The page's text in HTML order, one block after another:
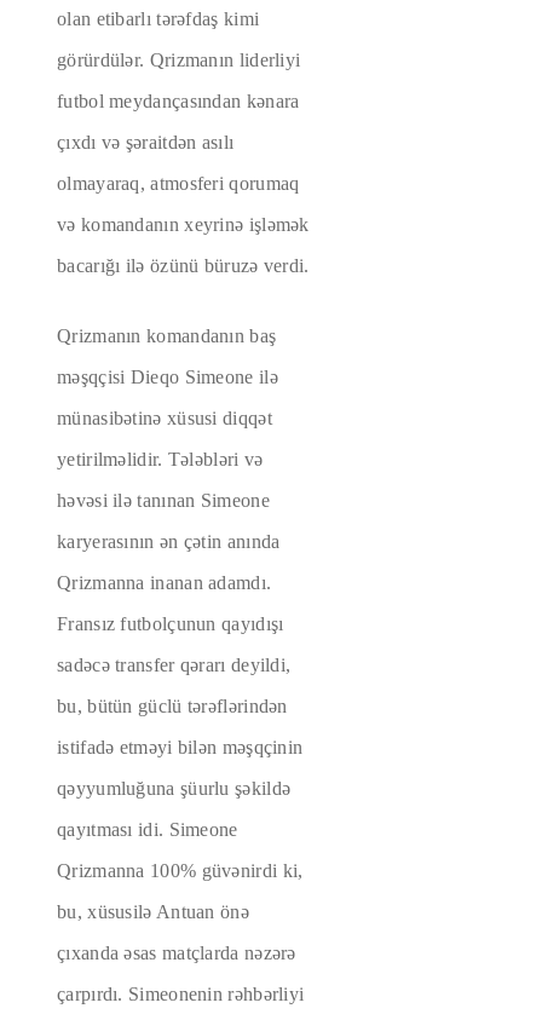
olan etibarlı tərəfdaş kimi
görürdülər. Qrizmanın liderliyi
futbol meydançasından kənara
çıxdı və şəraitdən asılı
olmayaraq, atmosferi qorumaq
və komandanın xeyrinə işləmək
bacarığı ilə özünü büruzə verdi.
Qrizmanın komandanın baş
məşqçisi Dieqo Simeone ilə
münasibətinə xüsusi diqqət
yetirilməlidir. Tələbləri və
həvəsi ilə tanınan Simeone
karyerasının ən çətin anında
Qrizmanna inanan adamdı.
Fransız futbolçunun qayıdışı
sadəcə transfer qərarı deyildi,
bu, bütün güclü tərəflərindən
istifadə etməyi bilən məşqçinin
qəyyumluğuna şüurlu şəkildə
qayıtması idi. Simeone
Qrizmanna 100% güvənirdi ki,
bu, xüsusilə Antuan önə
çıxanda əsas matçlarda nəzərə
çarpırdı. Simeonenin rəhbərliyi